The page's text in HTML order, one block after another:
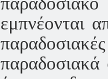
εμπνέονται